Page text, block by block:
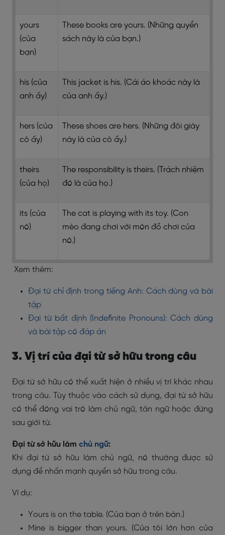
yours
(của
bạn)
These books are yours. (Những quyển
sách này là của bạn.)
his (của
anh ấy)
This jacket is his. (Cái áo khoác này là
của anh ấy.)
hers (của
cô ấy)
These shoes are hers. (Những đôi giày
này là của cô ấy.)
theirs
(của họ)
The responsibility is theirs. (Trách nhiệm
đó là của họ.)
its (của
nó)
The cat is playing with its toy. (Con
mèo đang chơi với món đồ chơi của
nó.)
Xem thêm:
Đại từ chỉ định trong tiếng Anh: Cách dùng và bài
tập
Đại từ bất định (Indefinite Pronouns): Cách dùng
và bài tập có đáp án
3. Vị trí của đại từ sở hữu trong câu
Đại từ sở hữu có thể xuất hiện ở nhiều vị trí khác nhau
trong câu. Tùy thuộc vào cách sử dụng, đại từ sở hữu
có thể đóng vai trò làm chủ ngữ, tân ngữ hoặc đứng
sau giới từ.
Đại từ sở hữu làm chủ ngữ:
Khi đại từ sở hữu làm chủ ngữ, nó thường được sử
dụng để nhấn mạnh quyền sở hữu trong câu.
Ví dụ:
Yours is on the table. (Của bạn ở trên bàn.)
Mine is bigger than yours. (Của tôi lớn hơn của